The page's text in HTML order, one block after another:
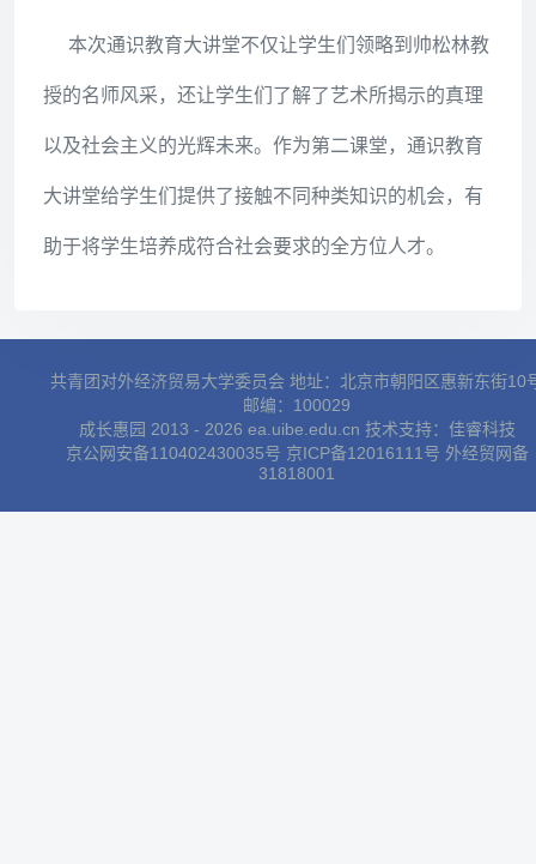
先进性。
在学生提问环节中，面对问题，帅教授一一做出详
细的解答。他强调说：“一个人的理想和信念也许会因
为各种外来冲击而动摇，然而了解了历史真相的马克
思主义信徒是不会变的。”同时，他也表示艺术是激发
授的名师风采，还让学生们了解了艺术所揭示的真理
以及社会主义的光辉未来。作为第二课堂，通识教育
大讲堂给学生们提供了接触不同种类知识的机会，有